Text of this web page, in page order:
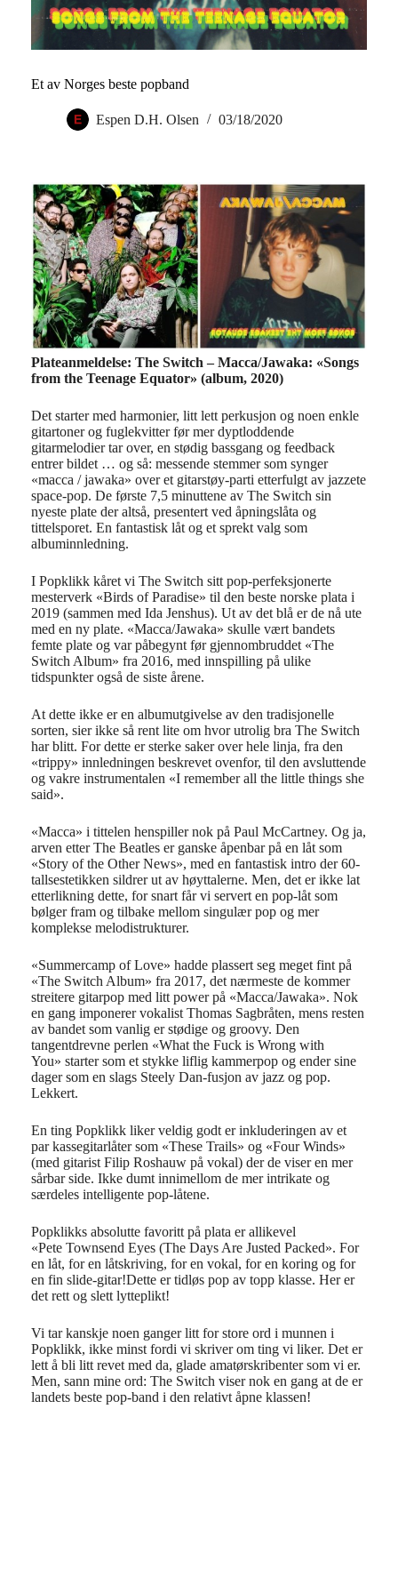
Et av Norges beste popband
Espen D.H. Olsen 03/18/2020
Plateanmeldelse: The Switch – Macca/Jawaka: «Songs
from the Teenage Equator» (album, 2020)
Det starter med harmonier, litt lett perkusjon og noen enkle
gitartonerog fuglekvitter før mer dyptloddende
gitarmelodier tar over, en stødig bassgang og feedback
entrerbildet … og så: messende stemmer som synger
«macca /jawaka» over et gitarstøy-parti etterfulgt av jazzete
space-pop. De første 7,5 minuttene av The Switch sin
nyeste plate der altså, presentert ved åpningslåta og
tittelsporet. En fantastisk låt og et sprekt valg som
albuminnledning.
I Popklikk kåret vi The Switch sitt pop-perfeksjonerte
mesterverk «Birds of Paradise» til den beste norske plata i
2019 (sammen med Ida Jenshus). Ut av det blå er de nå ute
med en ny plate. «Macca/Jawaka» skulle vært bandets
femte plate og var påbegynt før gjennombruddet «The
Switch Album» fra 2016, med innspilling på ulike
tidspunkter også de siste årene.
At dette ikke er en albumutgivelse av den tradisjonelle
sorten, sier ikke så rent lite om hvor utrolig bra The Switch
har blitt. For dette er sterke saker over hele linja, fra den
«trippy» innledningen beskrevet ovenfor, til den avsluttende
og vakre instrumentalen «I rememberall the little things she
said».
«Macca» i tittelen henspiller nok på Paul McCartney. Og ja,
arven etter The Beatles er ganske åpenbar på en låt som
«Story of the OtherNews», med en fantastisk intro der 60-
tallsestetikken sildrer ut av høyttalerne. Men, det er ikke lat
etterlikning dette, for snart får vi servert en pop-låt som
bølger fram og tilbake mellom singulær pop og mer
komplekse melodistrukturer.
«Summercamp ofLove» hadde plassert seg meget fint på
«The Switch Album» fra 2017, det nærmeste de kommer
streitere gitarpop med litt powerpå «Macca/Jawaka». Nok
en gang imponerer vokalist Thomas Sagbråten, mens resten
av bandet som vanlig er stødige og groovy. Den
tangentdrevne perlen «What the Fuck is Wrong with
You» starter som et stykke liflig kammerpop og ender sine
dager som en slags Steely Dan-fusjon av jazz og pop.
Lekkert.
En ting Popklikk liker veldig godt er inkluderingen av et
par kassegitarlåter som «These Trails» og «Four Winds»
(med gitarist Filip Roshauw på vokal) der de viser en mer
sårbar side. Ikke dumt innimellom de mer intrikate og
særdeles intelligente pop-låtene.
Popklikks absolutte favoritt på plata er allikevel
«Pete Townsend Eyes (The Days Are Justed Packed». For
en låt, for en låtskriving, for en vokal, for en koring og for
en fin slide-gitar!Dette er tidløs pop av topp klasse. Her er
det rett og slett lytteplikt!
Vi tar kanskje noen ganger litt for store ord i munnen i
Popklikk, ikke minst fordi vi skriver om ting vi liker. Det er
lett å bli litt revet med da, glade amatørskribenter som vi er.
Men, sann mine ord: The Switch viser nok en gang at de er
landets beste pop-band i den relativt åpne klassen!